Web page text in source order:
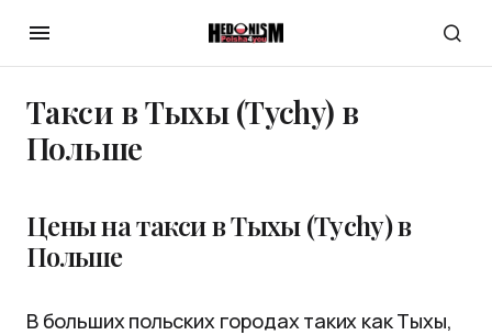
Такси в Тыхы (Tychy) в
Польше
Цены на такси в Тыхы (Tychy) в
Польше
В больших польских городах таких как Тыхы,